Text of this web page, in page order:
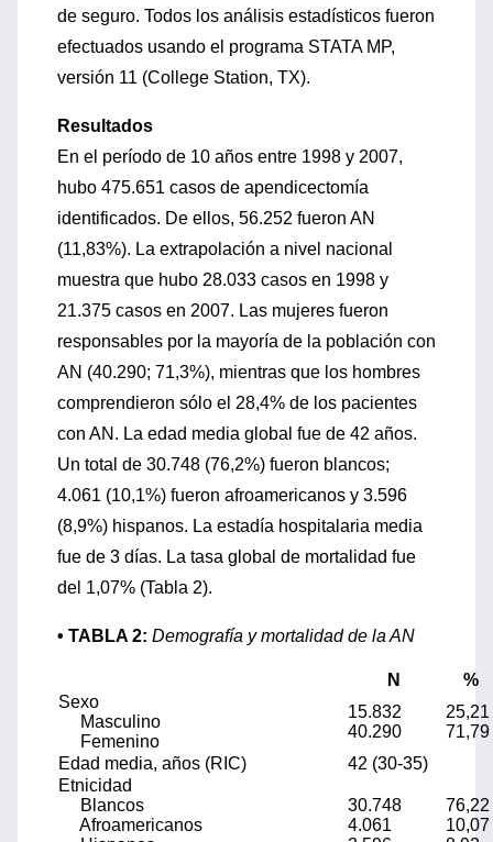
de seguro. Todos los análisis estadísticos fueron
efectuados usando el programa STATA MP,
versión 11 (College Station, TX).
Resultados
En el período de 10 años entre 1998 y 2007,
hubo 475.651 casos de apendicectomía
identificados. De ellos, 56.252 fueron AN
(11,83%). La extrapolación a nivel nacional
muestra que hubo 28.033 casos en 1998 y
21.375 casos en 2007. Las mujeres fueron
responsables por la mayoría de la población con
AN (40.290; 71,3%), mientras que los hombres
comprendieron sólo el 28,4% de los pacientes
con AN. La edad media global fue de 42 años.
Un total de 30.748 (76,2%) fueron blancos;
4.061 (10,1%) fueron afroamericanos y 3.596
(8,9%) hispanos. La estadía hospitalaria media
fue de 3 días. La tasa global de mortalidad fue
del 1,07% (Tabla 2).
• TABLA 2: Demografía y mortalidad de la AN
N
%
Sexo
Masculino
Femenino
15.832
40.290
25,21
71,79
Edad media, años (RIC)
42 (30-35)
Etnicidad
Blancos
Afroamericanos
30.748
4.061
76,22
10,07